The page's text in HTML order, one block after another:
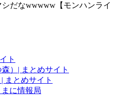
だなwwwww【モンハンライ
ト
）| まとめサイト
まとめサイト
に情報局